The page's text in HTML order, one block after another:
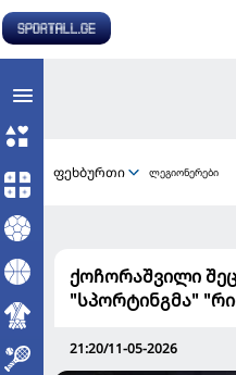
ფეხბურთი ლეგიონერები
ქოჩორაშვილი
"სპორტინგმა"
21:20/11-05-2026